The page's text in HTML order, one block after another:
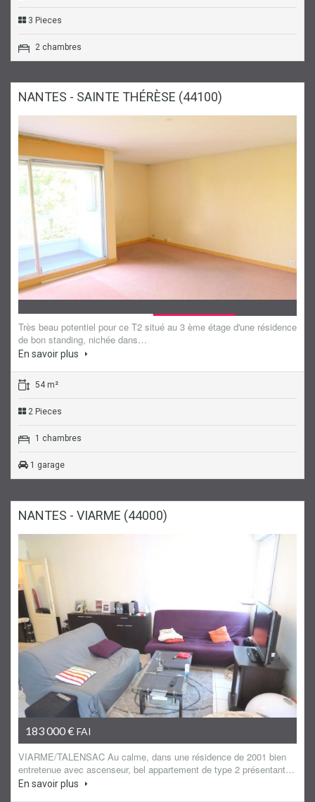
3 Pieces
2 chambres
NANTES - SAINTE THÉRÈSE (44100)
Très beau potentiel pour ce T2 situé au 3 ème étage d'une résidence
de bon standing, nichée dans…
En savoir plus
54 m²
2 Pieces
1 chambres
1 garage
NANTES - VIARME (44000)
183 000 €FAI
VIARME/TALENSAC Au calme, dans une résidence de 2001 bien
entretenue avec ascenseur, bel appartement de type 2 présentant…
En savoir plus